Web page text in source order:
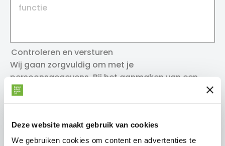
Deze website maakt gebruik van cookies
We gebruiken cookies om content en advertenties te
Controleren en versturen
Wij gaan zorgvuldig om met je
persoonsgegevens. Bij het aanmaken van een
account ga je akkoord met onze
privacystatement.
worden verwerkt ten behoeve van mijn
sollicitatie.